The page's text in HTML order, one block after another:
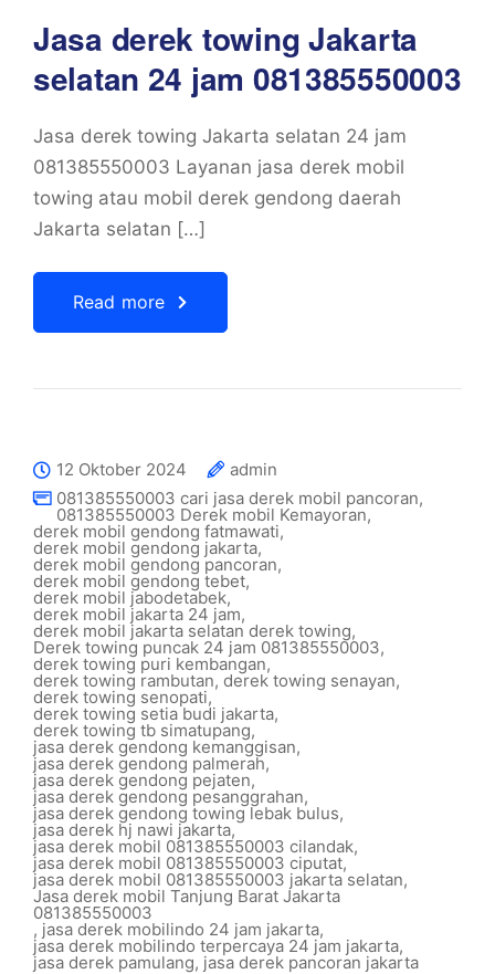
Jasa derek towing Jakarta
selatan 24 jam 081385550003
Jasa derek towing Jakarta selatan 24 jam
081385550003 Layanan jasa derek mobil
towing atau mobil derek gendong daerah
Jakarta selatan […]
Read more
12 Oktober 2024
admin
081385550003 cari jasa derek mobil pancoran,
081385550003 Derek mobil Kemayoran,
derek mobil gendong fatmawati,
derek mobil gendong jakarta,
derek mobil gendong pancoran,
derek mobil gendong tebet,
derek mobil jabodetabek,
derek mobil jakarta 24 jam,
derek mobil jakarta selatan derek towing,
Derek towing puncak 24 jam 081385550003,
derek towing puri kembangan,
derek towing rambutan, derek towing senayan,
derek towing senopati,
derek towing setia budi jakarta,
derek towing tb simatupang,
jasa derek gendong kemanggisan,
jasa derek gendong palmerah,
jasa derek gendong pejaten,
jasa derek gendong pesanggrahan,
jasa derek gendong towing lebak bulus,
jasa derek hj nawi jakarta,
jasa derek mobil 081385550003 cilandak,
jasa derek mobil 081385550003 ciputat,
jasa derek mobil 081385550003 jakarta selatan,
Jasa derek mobil Tanjung Barat Jakarta
081385550003
, jasa derek mobilindo 24 jam jakarta,
jasa derek mobilindo terpercaya 24 jam jakarta,
jasa derek pamulang, jasa derek pancoran jakarta